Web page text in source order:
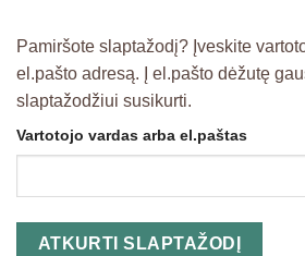
Pamiršote slaptažodį? Įveskite
el.pašto adresą. Į el.pašto dėžutę
slaptažodžiui susikurti.
Vartotojo vardas arba el.paštas
ATKURTI SLAPTAŽODĮ